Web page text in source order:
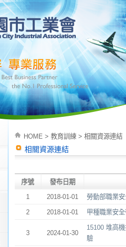
HOME > 教育訓練 > 相關資源連結
相關資源連結
序號
發布日期
1
2018-01-01 勞動部職業
2 2018-01-01 甲種職業安
3 2024-01-30
15100 堆高
驗